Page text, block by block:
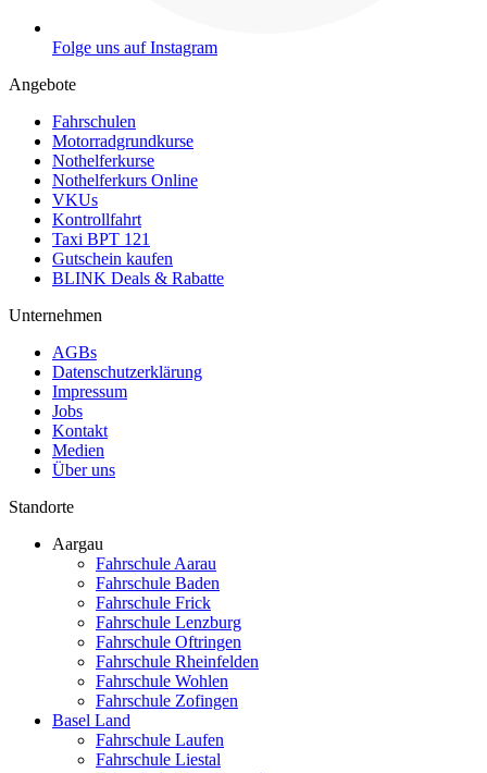
Folge uns auf Instagram
Angebote
Fahrschulen
Motorradgrundkurse
Nothelferkurse
Nothelferkurs Online
VKUs
Kontrollfahrt
Taxi BPT 121
Gutschein kaufen
BLINK Deals & Rabatte
Unternehmen
AGBs
Datenschutzerklärung
Impressum
Jobs
Kontakt
Medien
Über uns
Standorte
Aargau
Fahrschule Aarau
Fahrschule Baden
Fahrschule Frick
Fahrschule Lenzburg
Fahrschule Oftringen
Fahrschule Rheinfelden
Fahrschule Wohlen
Fahrschule Zofingen
Basel Land
Fahrschule Laufen
Fahrschule Liestal